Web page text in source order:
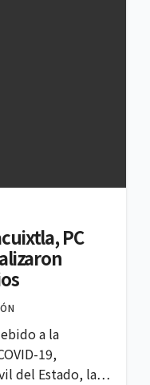
PC
a la
19,
del Estado, la…